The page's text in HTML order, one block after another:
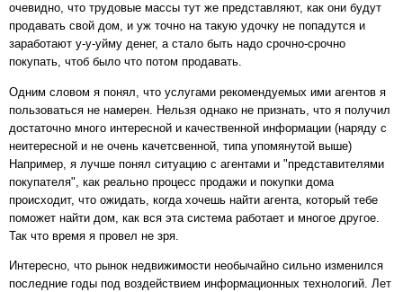
очевидно, что трудовые массы тут же представляют, как они будут
продавать свой дом, и уж точно на такую удочку не попадутся и
заработают у-у-уйму денег, а стало быть надо срочно-срочно
покупать, чтоб было что потом продавать.
Одним словом я понял, что услугами рекомендуемых ими агентов я
пользоваться не намерен. Нельзя однако не признать, что я получил
достаточно много интересной и качественной информации (наряду с
неитересной и не очень качетсвенной, типа упомянутой выше)
Например, я лучше понял ситуацию с агентами и "представителями
покупателя", как реально процесс продажи и покупки дома
происходит, что ожидать, когда хочешь найти агента, который тебе
поможет найти дом, как вся эта система работает и многое другое.
Так что время я провел не зря.
Интересно, что рынок недвижимости необычайно сильно изменился
последние годы под воздействием информационных технологий. Лет